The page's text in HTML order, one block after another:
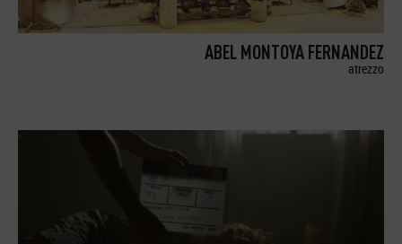
ABEL MONTOYA FERNANDEZ
atrezzo